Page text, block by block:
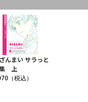
んまい サラっと
上
（税込）